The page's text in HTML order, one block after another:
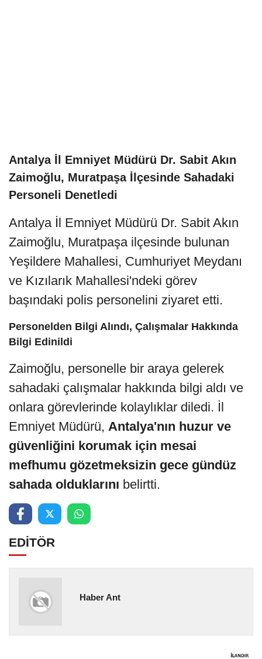
Antalya İl Emniyet Müdürü Dr. Sabit Akın
Zaimoğlu, Muratpaşa İlçesinde Sahadaki
Personeli Denetledi
Antalya İl Emniyet Müdürü Dr. Sabit Akın
Zaimoğlu, Muratpaşa ilçesinde bulunan
Yeşildere Mahallesi, Cumhuriyet Meydanı
ve Kızılarık Mahallesi'ndeki görev
başındaki polis personelini ziyaret etti.
Personelden Bilgi Alındı, Çalışmalar Hakkında
Bilgi Edinildi
Zaimoğlu, personelle bir araya gelerek
sahadaki çalışmalar hakkında bilgi aldı ve
onlara görevlerinde kolaylıklar diledi. İl
Emniyet Müdürü, Antalya'nın huzur ve
güvenliğini korumak için mesai
mefhumu gözetmeksizin gece gündüz
sahada olduklarını belirtti.
EDİTÖR
Haber Ant